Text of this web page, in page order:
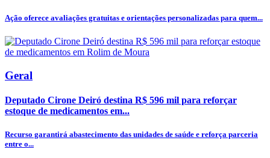
Ação oferece avaliações gratuitas e orientações personalizadas para quem...
Geral
Deputado Cirone Deiró destina R$ 596 mil para reforçar
estoque de medicamentos em...
Recurso garantirá abastecimento das unidades de saúde e reforça parceria
entre o...